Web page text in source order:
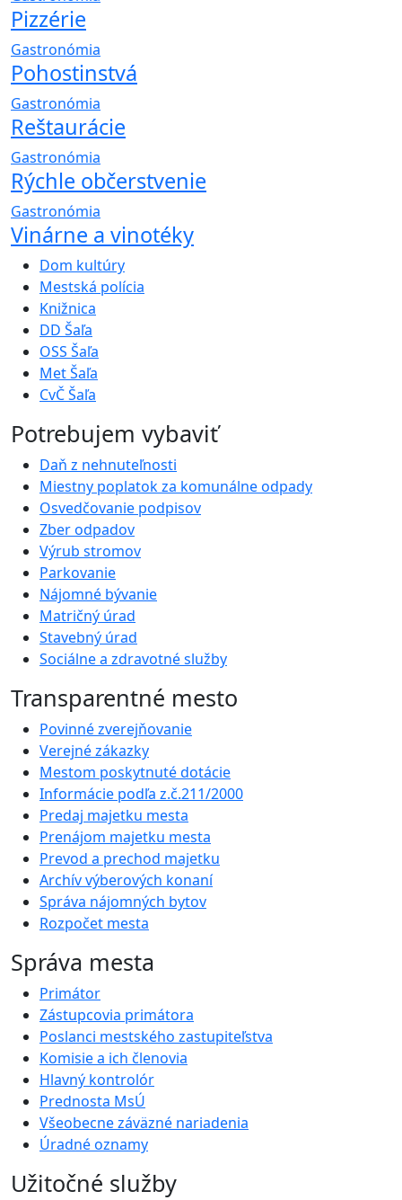
Pizzérie
Gastronómia
Pohostinstvá
Gastronómia
Reštaurácie
Gastronómia
Rýchle občerstvenie
Gastronómia
Vinárne a vinotéky
Dom kultúry
Mestská polícia
Knižnica
DD Šaľa
OSS Šaľa
Met Šaľa
CvČ Šaľa
Potrebujem vybaviť
Daň z nehnuteľnosti
Miestny poplatok za komunálne odpady
Osvedčovanie podpisov
Zber odpadov
Výrub stromov
Parkovanie
Nájomné bývanie
Matričný úrad
Stavebný úrad
Sociálne a zdravotné služby
Transparentné mesto
Povinné zverejňovanie
Verejné zákazky
Mestom poskytnuté dotácie
Informácie podľa z.č.211/2000
Predaj majetku mesta
Prenájom majetku mesta
Prevod a prechod majetku
Archív výberových konaní
Správa nájomných bytov
Rozpočet mesta
Správa mesta
Primátor
Zástupcovia primátora
Poslanci mestského zastupiteľstva
Komisie a ich členovia
Hlavný kontrolór
Prednosta MsÚ
Všeobecne záväzné nariadenia
Úradné oznamy
Užitočné služby